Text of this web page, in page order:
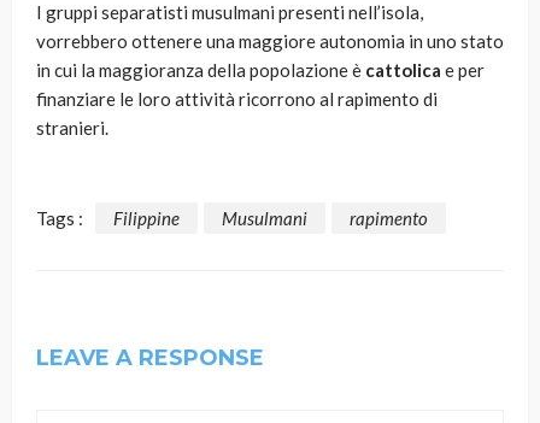
I gruppi separatisti musulmani presenti nell’isola,
vorrebbero ottenere una maggiore autonomia in uno stato
in cui la maggioranza della popolazione è cattolica e per
finanziare le loro attività ricorrono al rapimento di
stranieri.
Tags : Filippine Musulmani rapimento
LEAVE A RESPONSE